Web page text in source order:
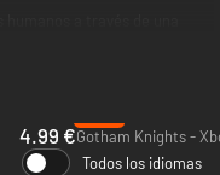
todos los civiles que
actualizaciones para
4.99 €Gotham Knights -
Todos los idiomas